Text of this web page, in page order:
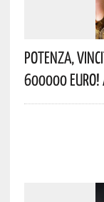
Potenza,
600000